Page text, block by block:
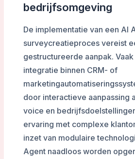
bedrijfsomgeving
De implementatie van een AI
surveycreatieproces vereist
gestructureerde aanpak.
integratie binnen CRM- of
door interactieve aanpassing
voice en
ervaring met complexe
inzet van modulaire
Agent naadloos worden